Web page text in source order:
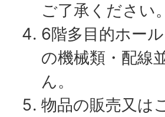
ご了承ください。
6階多目的ホー
の機械類・配線
ん。
物品の販売又は